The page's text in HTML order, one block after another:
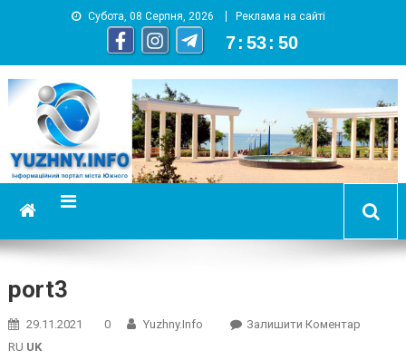
Субота, 08 Серпня, 2026 Реклама на сайті
7 : 53 : 51
YUZHNY.INFO
информационный портал города Южный
port3
29.11.2021 0 Yuzhny.info Залишити КоментарOn
RU UK